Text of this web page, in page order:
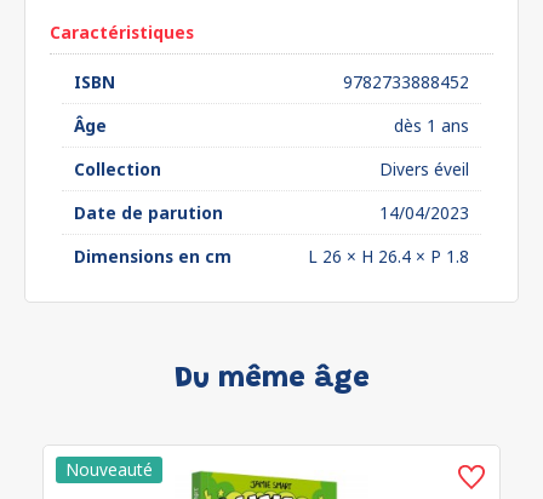
Caractéristiques
ISBN
9782733888452
Âge
dès 1 ans
Collection
Divers éveil
Date de parution
14/04/2023
Dimensions en cm
L 26 × H 26.4 × P 1.8
Du même âge